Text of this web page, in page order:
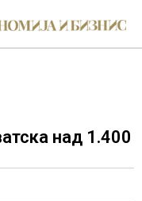
над 1.400